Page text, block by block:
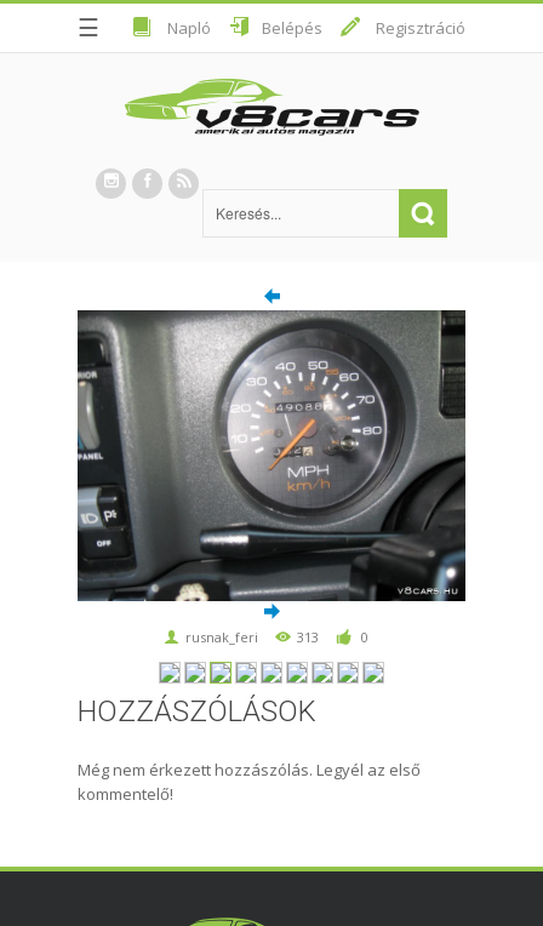
☰ Napló Belépés Regisztráció
rusnak_feri 313 0
HOZZÁSZÓLÁSOK
Még nem érkezett hozzászólás. Legyél az első
kommentelő!